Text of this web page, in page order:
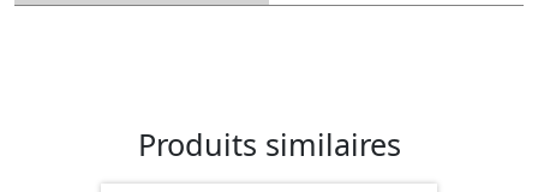
Produits similaires